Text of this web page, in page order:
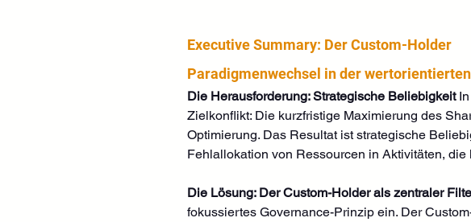
Executive Summary: Der Custom-Holder
Paradigmenwechsel in der
Die Herausforderung: Strategische Beliebigkeit In
Zielkonflikt: Die kurzfristige Maximierung des
Optimierung. Das Resultat ist strategische
Fehlallokation von Ressourcen in Aktivitäten,
Die Lösung: Der Custom-Holder als zentraler
fokussiertes Governance-Prinzip ein. Der